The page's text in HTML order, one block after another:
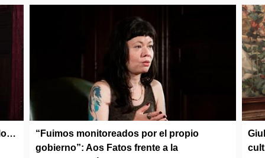
“Fuimos monitoreados por el propio
gobierno”: Aos Fatos frente a la